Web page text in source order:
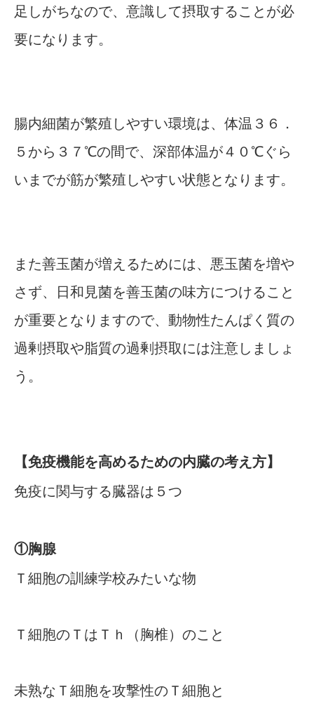
足しがちなので、意識して摂取することが必
要になります。
腸内細菌が繁殖しやすい環境は、体温３６．
５から３７℃の間で、深部体温が４０℃ぐら
いまでが筋が繁殖しやすい状態となります。
また善玉菌が増えるためには、悪玉菌を増や
さず、日和見菌を善玉菌の味方につけること
が重要となりますので、動物性たんぱく質の
過剰摂取や脂質の過剰摂取には注意しましょ
う。
【免疫機能を高めるための内臓の考え方】
免疫に関与する臓器は５つ
①胸腺
Ｔ細胞の訓練学校みたいな物
Ｔ細胞のＴはＴｈ（胸椎）のこと
未熟なＴ細胞を攻撃性のＴ細胞と